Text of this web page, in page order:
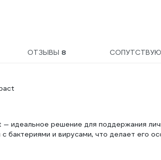
0 1402.180
ОТЗЫВЫ 8
— идеальное решение для поддержания
бактериями и вирусами, что делает его